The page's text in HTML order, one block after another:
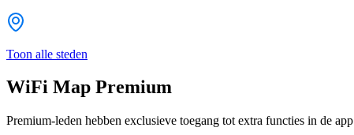
Toon alle steden
WiFi Map Premium
Premium-leden hebben exclusieve toegang tot extra functies in de app